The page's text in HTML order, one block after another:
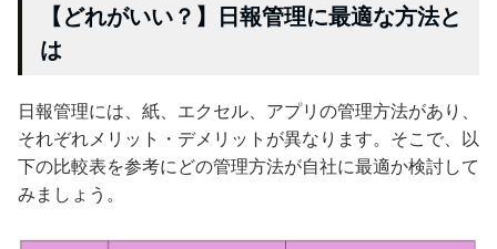
【どれがいい？】日報管理に最適な方法と
は
日報管理には、紙、エクセル、アプリの管理方法があり、
それぞれメリット・デメリットが異なります。そこで、以
下の比較表を参考にどの管理方法が自社に最適か検討して
みましょう。